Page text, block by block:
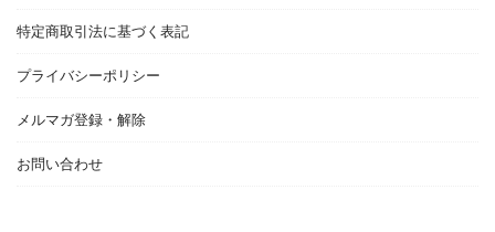
特定商取引法に基づく表記
プライバシーポリシー
メルマガ登録・解除
お問い合わせ